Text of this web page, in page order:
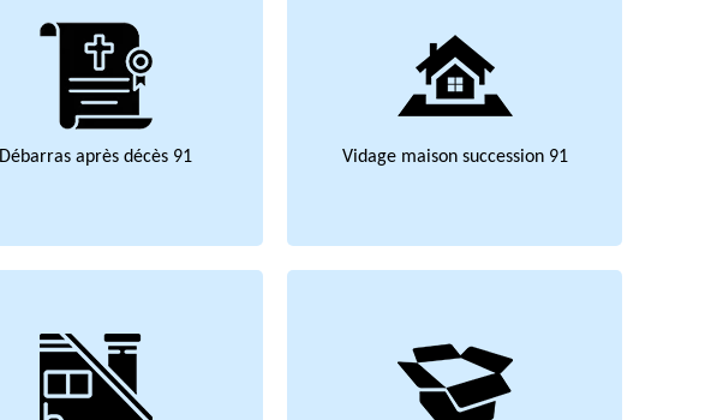
Débarras après décès 91 Vidage maison succession 91